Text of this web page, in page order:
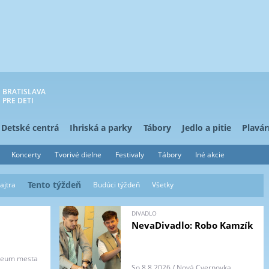
BRATISLAVA
PRE DETI
Detské centrá Ihriská a parky Tábory Jedlo a pitie
Koncerty Tvorivé dielne Festivaly Tábory Iné akcie
Tento týždeň (aktívna karta)
Budúci týždeň Všetky
mesta
DIVADLO
NevaDivadlo: Robo Kamzík